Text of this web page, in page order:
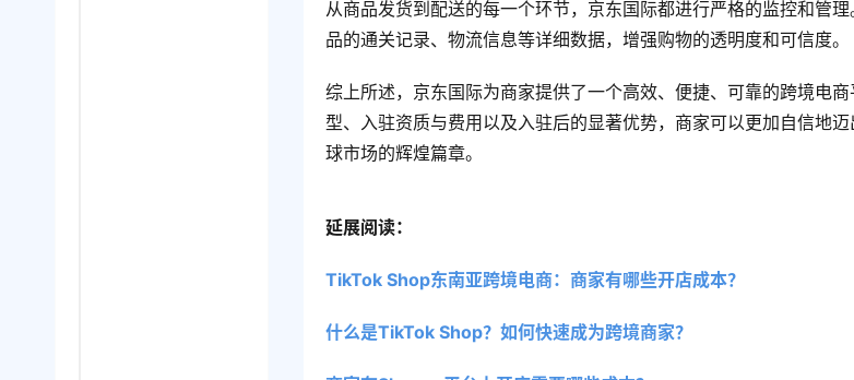
从商品发货到配送的每一个环节，京东国际都进行严格的监控和管
品的通关记录、物流信息等详细数据，增强购物的透明度和可信度。
综上所述，京东国际为商家提供了一个高效、便捷、可靠的跨境电
型、入驻资质与费用以及入驻后的显著优势，商家可以更加自信地
球市场的辉煌篇章。
延展阅读：
TikTok Shop东南亚跨境电商：商家有哪些开店成本？
什么是TikTok Shop？如何快速成为跨境商家？